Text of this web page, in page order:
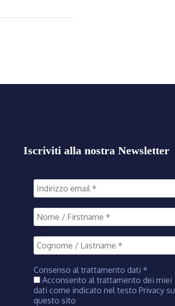
Iscriviti alla nostra Newsletter
Consenso al trattamento dati *
Acconsento al trattamento dei miei
dati come indicato nel testo Privacy su
questo sito